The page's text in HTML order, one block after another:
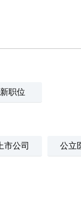
新职位
市公司 公立